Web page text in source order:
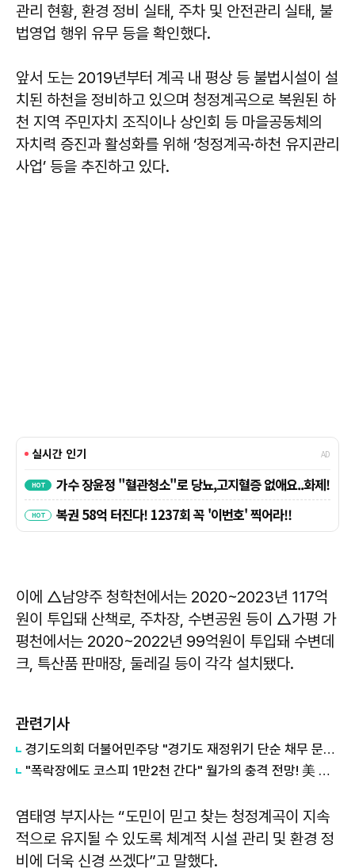
관리 현황, 환경 정비 실태, 주차 및 안전관리 실태, 불
법영업 행위 유무 등을 확인했다.
앞서 도는 2019년부터 계곡 내 평상 등 불법시설이 설
치된 하천을 정비하고 있으며 청정계곡으로 복원된 하
천 지역 주민자치 조직이나 상인회 등 마을공동체의
자치력 증진과 활성화를 위해 ‘청정계곡·하천 유지관리
사업’ 등을 추진하고 있다.
이에 △남양주 청학천에서는 2020~2023년 117억
원이 투입돼 산책로, 주차장, 수변공원 등이 △가평 가
평천에서는 2020~2022년 99억원이 투입돼 수변데
크, 특산품 판매장, 둘레길 등이 각각 설치됐다.
관련기사
경기도의회 더불어민주당 "경기도 재정위기 단순 채무 문제 아냐"...세수체계 개편 논의
"폭락장에도 코스피 1만2천 간다" 월가의 충격 전망! 美 반도체 15% 관세 폭탄·7조 빚 경기도 세수 전쟁까지
염태영 부지사는 “도민이 믿고 찾는 청정계곡이 지속
적으로 유지될 수 있도록 체계적 시설 관리 및 환경 정
비에 더욱 신경 쓰겠다”고 말했다.